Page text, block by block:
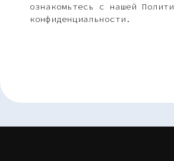
ознакомьтесь с нашей
конфиденциальности.